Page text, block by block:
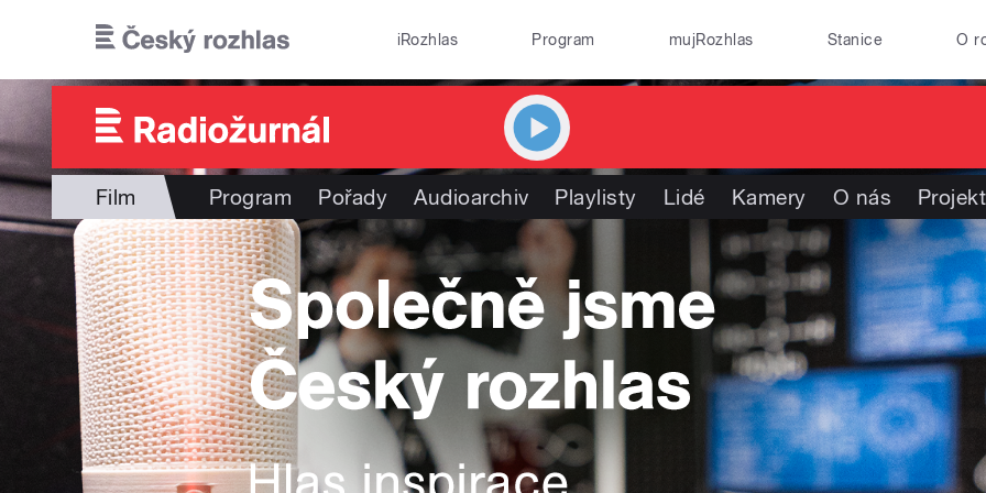
iRozhlas Program mujRozhlas Stanice O
Film Program Pořady Audioarchiv Playlisty Lidé Kamery O nás